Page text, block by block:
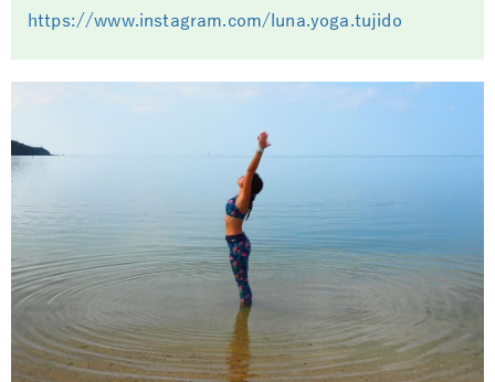
https://www.instagram.com/luna.yoga.tujido